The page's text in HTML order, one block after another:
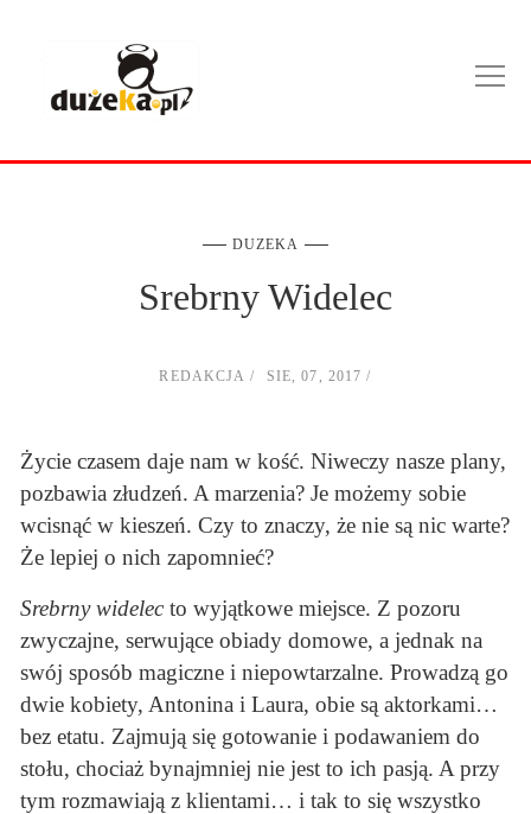
DUZEKA
Srebrny Widelec
REDAKCJA SIE, 07, 2017
Życie czasem daje nam w kość. Niweczy nasze plany,
pozbawia złudzeń. A marzenia? Je możemy sobie
wcisnąć w kieszeń. Czy to znaczy, że nie są nic warte?
Że lepiej o nich zapomnieć?
Srebrny widelecto wyjątkowe miejsce. Z pozoru
zwyczajne, serwujące obiady domowe, a jednak na
swój sposób magiczne i niepowtarzalne. Prowadzą go
dwie kobiety, Antonina i Laura, obie są aktorkami…
bez etatu. Zajmują się gotowanie i podawaniem do
stołu, chociaż bynajmniej nie jest to ich pasją. A przy
tym rozmawiają z klientami… i tak to się wszystko